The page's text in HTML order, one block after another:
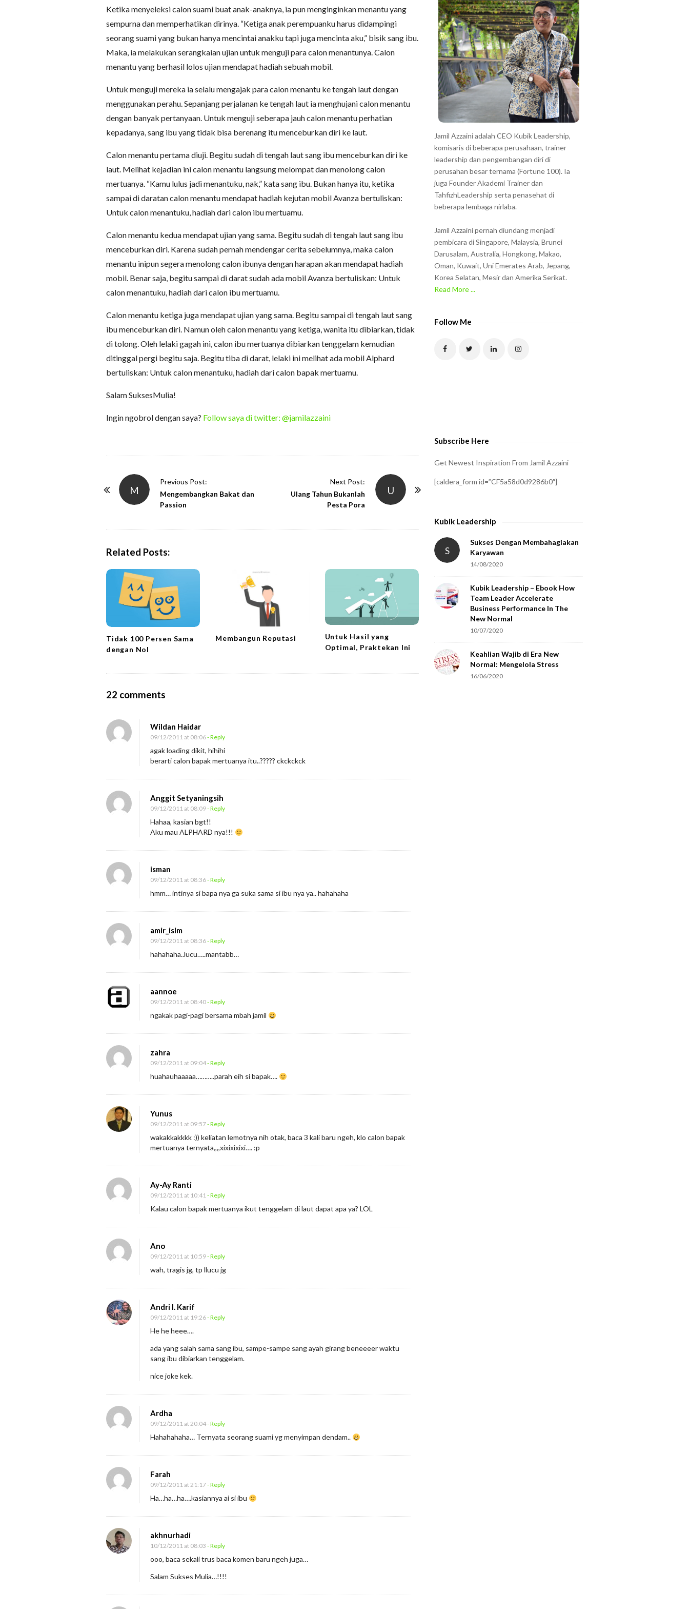
Ketika menyeleksi calon suami buat anak-anaknya, ia pun menginginkan menantu yang
sempurna dan memperhatikan dirinya. “Ketiga anak perempuanku harus didampingi
seorang suami yang bukan hanya mencintai anakku tapi juga mencinta aku,” bisik sang ibu.
Maka, ia melakukan serangkaian ujian untuk menguji para calon menantunya. Calon
menantu yang berhasil lolos ujian mendapat hadiah sebuah mobil.
Untuk menguji mereka ia selalu mengajak para calon menantu ke tengah laut dengan
menggunakan perahu. Sepanjang perjalanan ke tengah laut ia menghujani calon menantu
dengan banyak pertanyaan. Untuk menguji seberapa jauh calon menantu perhatian
kepadanya, sang ibu yang tidak bisa berenang itu menceburkan diri ke laut.
Calon menantu pertama diuji. Begitu sudah di tengah laut sang ibu menceburkan diri ke
laut. Melihat kejadian ini calon menantu langsung melompat dan menolong calon
mertuanya. “Kamu lulus jadi menantuku, nak,” kata sang ibu. Bukan hanya itu, ketika
sampai di daratan calon menantu mendapat hadiah kejutan mobil Avanza bertuliskan:
Untuk calon menantuku, hadiah dari calon ibu mertuamu.
Calon menantu kedua mendapat ujian yang sama. Begitu sudah di tengah laut sang ibu
menceburkan diri. Karena sudah pernah mendengar cerita sebelumnya, maka calon
menantu inipun segera menolong calon ibunya dengan harapan akan mendapat hadiah
mobil. Benar saja, begitu sampai di darat sudah ada mobil Avanza bertuliskan: Untuk
calon menantuku, hadiah dari calon ibu mertuamu.
Calon menantu ketiga juga mendapat ujian yang sama. Begitu sampai di tengah laut sang
ibu menceburkan diri. Namun oleh calon menantu yang ketiga, wanita itu dibiarkan, tidak
di tolong. Oleh lelaki gagah ini, calon ibu mertuanya dibiarkan tenggelam kemudian
ditinggal pergi begitu saja. Begitu tiba di darat, lelaki ini melihat ada mobil Alphard
bertuliskan: Untuk calon menantuku, hadiah dari calon bapak mertuamu.
Salam SuksesMulia!
Ingin ngobrol dengan saya? Follow saya di twitter: @jamilazzaini
M
Previous Post:
Mengembangkan Bakat dan
Passion
U
Next Post:
Ulang Tahun Bukanlah
Pesta Pora
Related Posts:
Tidak 100 Persen Sama
dengan Nol
Membangun Reputasi
Untuk Hasil yang
Optimal, Praktekan Ini
22 comments
I
b
u
S
e
p
u
r
Wildan Haidar
09/12/2011 at 08:06- Reply
agak loading dikit, hihihi
berarti calon bapak mertuanya itu..????? ckckckck
Anggit Setyaningsih
09/12/2011 at 08:09- Reply
Hahaa, kasian bgt!!
Aku mau ALPHARD nya!!!
isman
09/12/2011 at 08:36- Reply
hmm… intinya si bapa nya ga suka sama si ibu nya ya.. hahahaha
amir_islm
09/12/2011 at 08:36- Reply
hahahaha..lucu…..mantabb…
aannoe
09/12/2011 at 08:40- Reply
ngakak pagi-pagi bersama mbah jamil
zahra
09/12/2011 at 09:04- Reply
huahauhaaaaa………..parah eih si bapak….
Yunus
09/12/2011 at 09:57- Reply
wakakkakkkk :)) keliatan lemotnya nih otak, baca 3 kali baru ngeh, klo calon bapak
mertuanya ternyata,,,,xixixixixi…. :p
Ay-Ay Ranti
09/12/2011 at 10:41- Reply
Kalau calon bapak mertuanya ikut tenggelam di laut dapat apa ya? LOL
Ano
09/12/2011 at 10:59- Reply
wah, tragis jg, tp llucu jg
Andri I. Karif
09/12/2011 at 19:26- Reply
He he heee….
ada yang salah sama sang ibu, sampe-sampe sang ayah girang beneeeer waktu
sang ibu dibiarkan tenggelam.
nice joke kek.
Ardha
09/12/2011 at 20:04- Reply
Hahahahaha… Ternyata seorang suami yg menyimpan dendam..
Farah
09/12/2011 at 21:17- Reply
Ha…ha…ha….kasiannya ai si ibu
akhnurhadi
10/12/2011 at 08:03 - Reply
ooo, baca sekali trus baca komen baru ngeh juga…
Salam Sukses Mulia…!!!!
Jamil Azzaini adalah CEO Kubik Leadership,
komisaris di beberapa perusahaan, trainer
leadership dan pengembangan diri di
perusahan besar ternama (Fortune 100). Ia
juga Founder Akademi Trainer dan
TahfizhLeadership serta penasehat di
beberapa lembaga nirlaba.
Jamil Azzaini pernah diundang menjadi
pembicara di Singapore, Malaysia, Brunei
Darusalam, Australia, Hongkong, Makao,
Oman, Kuwait, Uni Emerates Arab, Jepang,
Korea Selatan, Mesir dan Amerika Serikat.
Read More ...
Follow Me
Subscribe Here
Get Newest Inspiration From Jamil Azzaini
[caldera_form id=”CF5a58d0d9286b0″]
Kubik Leadership
S
Sukses Dengan Membahagiakan
Karyawan
14/08/2020
Kubik Leadership – Ebook How
Team Leader Accelerate
Business Performance In The
New Normal
10/07/2020
Keahlian Wajib di Era New
Normal: Mengelola Stress
16/06/2020